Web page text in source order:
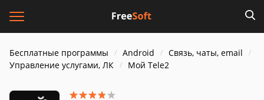
Бесплатные программы Android
Связь, чаты, email
Управление услугами, ЛК
Мой Tele2